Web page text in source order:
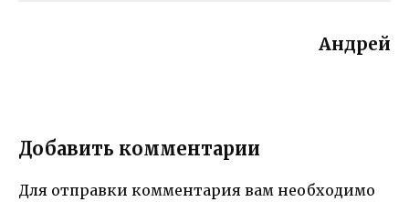
Андрей
Добавить комментарии
Для отправки комментария вам необходимо